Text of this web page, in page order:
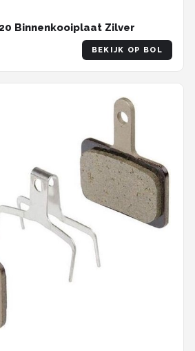
Binnenkooiplaat Zilver
BEKIJK OP BOL